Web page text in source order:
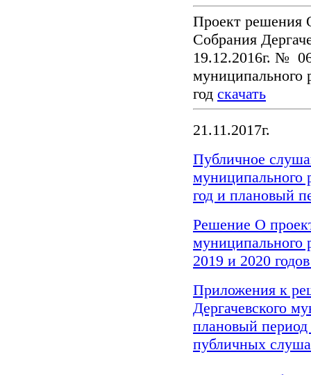
Проект решения
Собрания
19.12.2016г. №
муниципального
год скачать
21.11.2017г.
Публичное
муниципального
год и плановый
Решение О
муниципального
2019 и 2020
Приложения к
Дергачевского
плановый период
публичных